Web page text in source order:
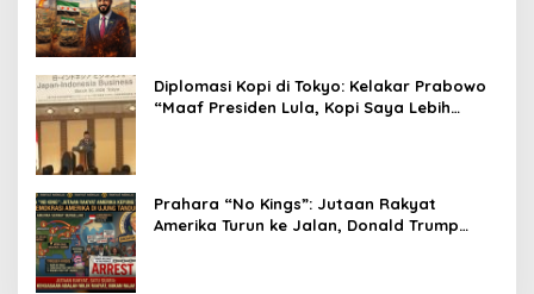
Diplomasi Kopi di Tokyo: Kelakar Prabowo
“Maaf Presiden Lula, Kopi Saya Lebih
Prahara “No Kings”: Jutaan Rakyat
Amerika Turun ke Jalan, Donald Trump